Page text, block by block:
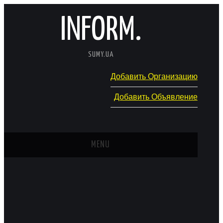
INFORM.
SUMY.UA
Добавить Организацию
Добавить Объявление
MENU